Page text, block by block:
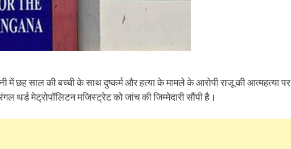
में छह साल की बच्ची के साथ दुष्कर्म और हत्या के मामले के आरोपी राजू की आत्महत्या पर
थर्ड मेट्रोपॉलिटन मजिस्ट्रेट को जांच की जिम्मेदारी सौंपी है।